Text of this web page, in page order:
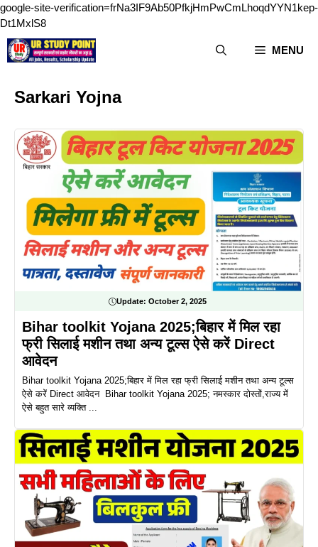
google-site-verification=frNa3IF9Ab50PfkjHmPwCmLhoqdYYN1kep-
Dt1MxlS8Skip
to
content
MENU
Sarkari Yojna
Update: October 2, 2025
Bihar toolkit Yojana 2025;बिहार में मिल रहा
फ्री सिलाई मशीन तथा अन्य टूल्स ऐसे करें Direct
आवेदन
Bihar toolkit Yojana 2025;बिहार में मिल रहा फ्री सिलाई मशीन तथा अन्य टूल्स
ऐसे करें Direct आवेदन Bihar toolkit Yojana 2025; नमस्कार दोस्तों,राज्य में
ऐसे बहुत सारे व्यक्ति ...